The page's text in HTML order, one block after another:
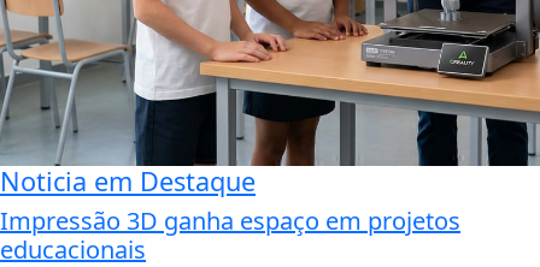
Noticia em Destaque
Impressão 3D ganha espaço em projetos
educacionais